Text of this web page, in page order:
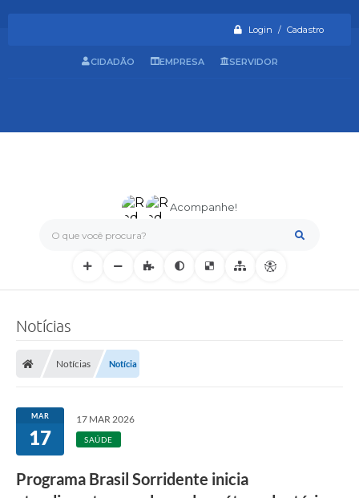
Login / Cadastro
O que você procura?
Acompanhe!
CIDADÃO EMPRESA SERVIDOR
Notícias
Notícias Notícia
MAR
17
17 MAR 2026
SAÚDE
Programa Brasil Sorridente inicia